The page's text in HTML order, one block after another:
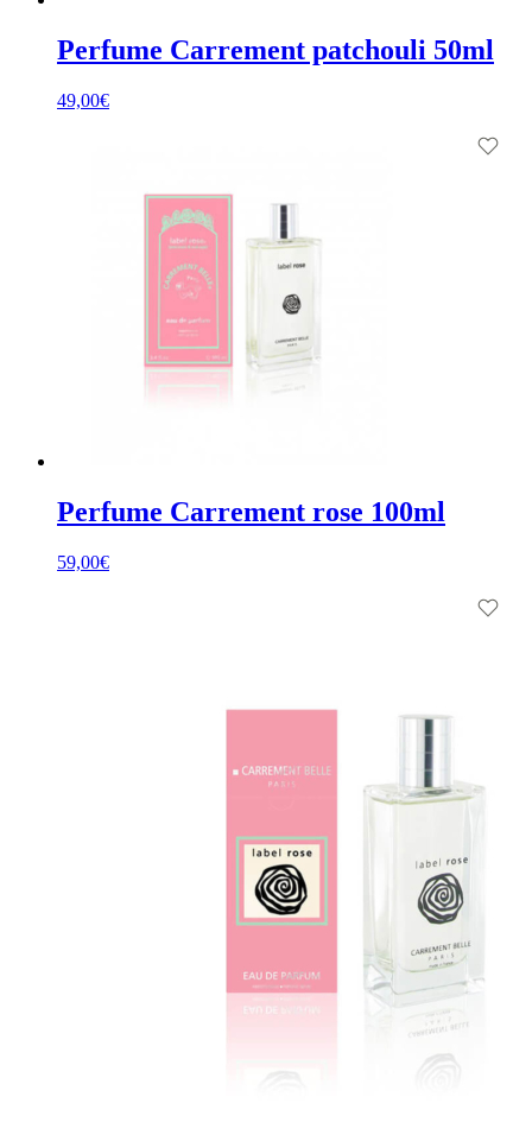
Perfume Carrement patchouli 50ml
49,00€
Perfume Carrement rose 100ml
59,00€